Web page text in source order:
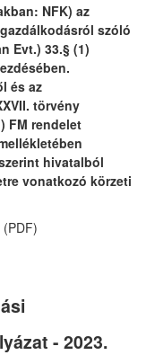
NFK) az
szóló
Evt.) 33.§ (1)
és az
törvény
FM rendelet
hivatalból
vonatkozó körzeti
(PDF)
- 2023.